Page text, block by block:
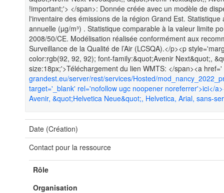
!important;'> </span>: Donnée créée avec un modèle de
l'inventaire des émissions de la région Grand Est.
annuelle (µg/m³) . Statistique comparable à la valeur limite
2008/50/CE. Modélisation réalisée conformément aux
Surveillance de la Qualité de l’Air (LCSQA).</p><p
color:rgb(92, 92, 92); font-family:&quot;Avenir Next&quot;,
size:18px;'>Téléchargement du lien WMTS: </span><a href='
grandest.eu/server/rest/services/Hosted/
target='_blank' rel='nofollow ugc noopener noreferrer'>ici</
Avenir, &quot;Helvetica Neue&quot;, Helvetica, Arial, sans-
Date (Création)
Contact pour la ressource
Rôle
Organisation